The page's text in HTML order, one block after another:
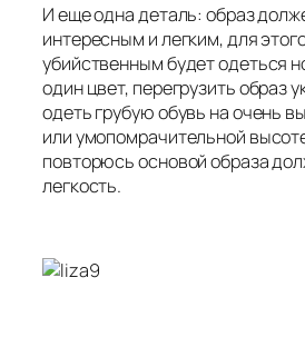
И еще одна деталь: образ
интересным и легким, для
убийственным будет одеться
один цвет, перегрузить образ
одеть грубую обувь на очень
или умопомрачительной
повторюсь основой образа
легкость.